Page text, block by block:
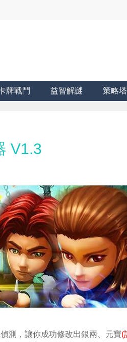
牌戰鬥 益智解謎 策略
V1.3
測，讓你成功修改出銀兩 、元寶(